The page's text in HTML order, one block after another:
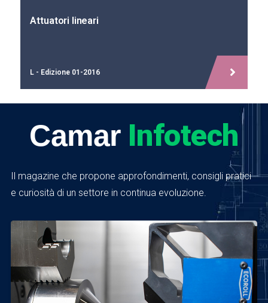
Cilindri idraulici
B - PG01 - Edizione 07-2023
Camar Infotech
Il magazine che propone approfondimenti, consigli pratici
e curiosità di un settore in continua evoluzione.